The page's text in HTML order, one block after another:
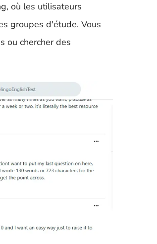
où les utilisateurs
groupes d'étude. Vous
ou chercher des